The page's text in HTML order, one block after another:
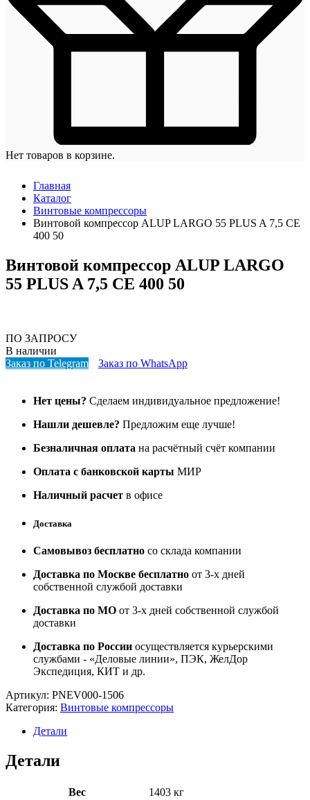
Нет товаров в корзине.
Главная
Каталог
Винтовые компрессоры
Винтовой компрессор ALUP LARGO 55 PLUS A 7,5 CE
400 50
Винтовой компрессор ALUP LARGO
55 PLUS A 7,5 CE 400 50
ПО ЗАПРОСУ
В наличии
Заказ по Telegram
Заказ по WhatsApp
Нет цены? Сделаем индивидуальное предложение!
Нашли дешевле? Предложим еще лучше!
Безналичная оплата на расчётный счёт компании
Оплата с банковской карты МИР
Наличный расчет в офисе
Доставка
Самовывоз бесплатно со склада компании
Доставка по Москве бесплатно от 3-х дней
собственной службой доставки
Доставка по МО от 3-х дней собственной службой
доставки
Доставка по России осуществляется курьерскими
службами - «Деловые линии», ПЭК, ЖелДор
Экспедиция, КИТ и др.
Артикул: PNEV000-1506
Категория: Винтовые компрессоры
Детали
Детали
Вес 1403 кг